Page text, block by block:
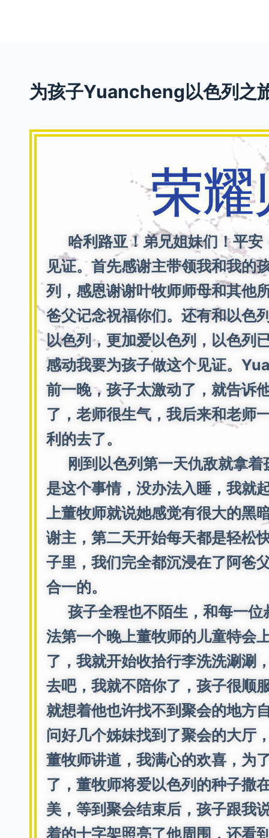
为孩子Yuancheng以色列之
荣
哈利路亚！弟兄姐妹们！平安
见证。首先感谢主带领我和我的
列，感恩谢谢叶牧师师母和其他
爸父记念祝福你们。还有和以色
以色列，更加爱以色列，以色列
感动我要为孩子做这个见证。
前一晚，孩子太激动了，就告诉
了，老师很生气，我后来和老师
利的去了。
刚到以色列第一天仇敌就拿着
是这个事情，没办法入睡，我就
上董牧师就说她感觉有很大的黑
谢主，第二天开始每天都是轻松
子里，我们完全都沉浸在了阿爸
合一的。
孩子全程也不陌生，和每一位
法第一个晚上董牧师的儿童特会
了，我就开始收拾行李洗洗涮涮
去吧，我就不陪你了，孩子很顺
就想着他也许找不到聚会的地方
问好几个姊妹找到了聚会的大厅
董牧师讲道，我满心的欢喜，为
了，董牧师将爱以色列的种子撒
美，等到聚会结束后，孩子跟我
着的十字架照亮了他周围，还看